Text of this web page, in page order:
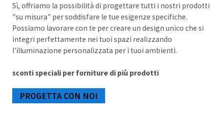
Sì, offriamo la possibilità di progettare tutti i nostri prodotti
"su misura" per soddisfare le tue esigenze specifiche.
Possiamo lavorare con te per creare un design unico che si
integri perfettamente nei tuoi spazi realizzando
l'illuminazione personalizzata per i tuoi ambienti.
sconti speciali per forniture di più prodotti
PROGETTA CON NOI